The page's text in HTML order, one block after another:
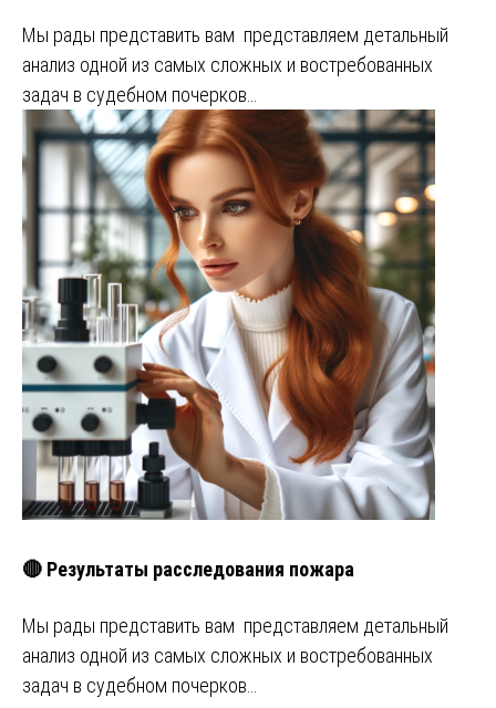
Мы рады представить вам представляем детальный
анализ одной из самых сложных и востребованных
задач в судебном почерков…
🔴 Результаты расследования пожара
Мы рады представить вам представляем детальный
анализ одной из самых сложных и востребованных
задач в судебном почерков…